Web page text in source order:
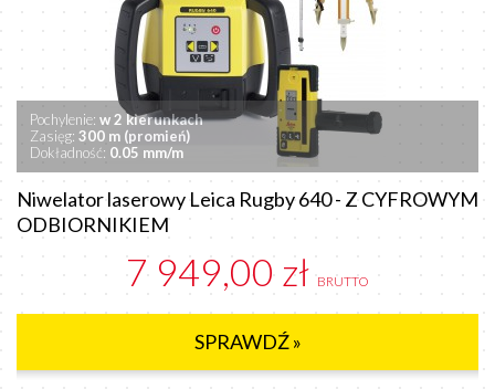
Pochylenie: w 2 kierunkach
Zasięg: 300 m (promień)
Dokładność: 0.05 mm/m
Niwelator laserowy Leica Rugby 640 - Z CYFROWYM
ODBIORNIKIEM
7 949,00 zł BRUTTO
SPRAWDŹ »